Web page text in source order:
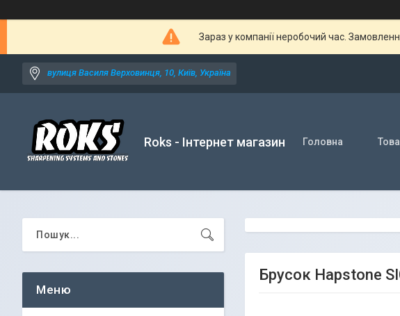
Зараз у компанії неробочий час.
вулиця Василя Верховинця, 10, Київ, Україна
Roks - Інтернет магазин Головна
Брусок Hapstone